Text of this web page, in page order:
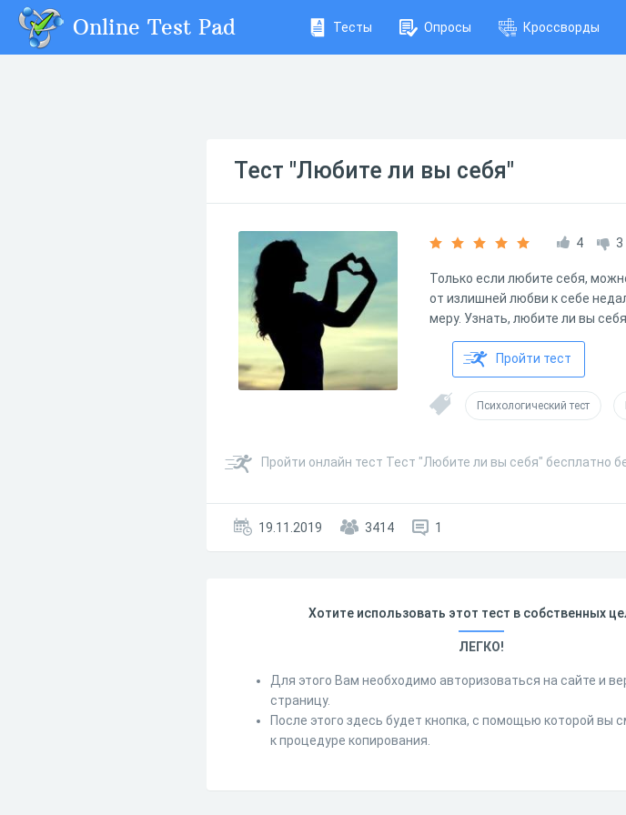
Online Test Pad Тесты Опросы Кроссворды
Тест "Любите ли вы себя"
4 3
Только если любите себя,
от излишней любви к себе
меру. Узнать, любите ли вы
Пройти тест
Психологический тест
Пройти онлайн тест Тест "Любите ли вы себя" бесплатно
19.11.2019 3414 1
Хотите использовать этот тест в собственных
ЛЕГКО!
Для этого Вам необходимо авторизоваться на сайте и
страницу.
После этого здесь будет кнопка, с помощью которой вы
к процедуре копирования.